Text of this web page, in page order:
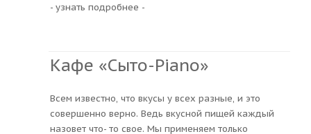
- узнать подробнее -
Кафе «Сыто-Piano»
Всем известно, что вкусы у всех разные, и это
совершенно верно. Ведь вкусной пищей каждый
назовет что- то свое. Мы применяем только